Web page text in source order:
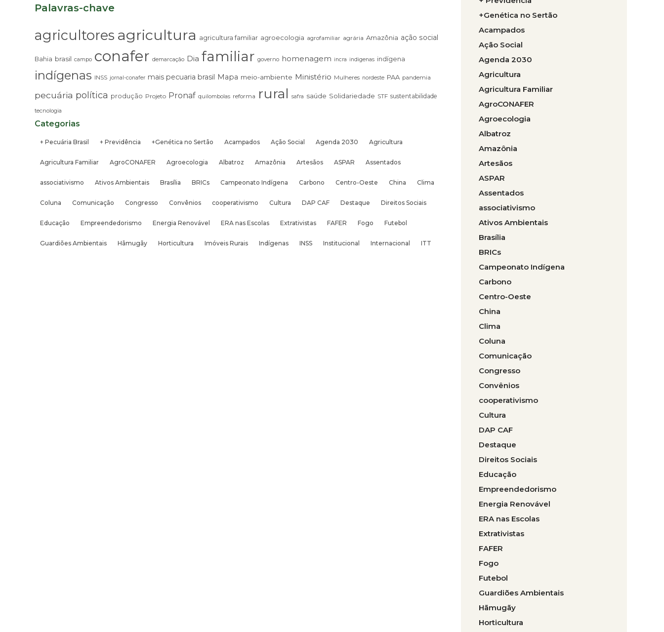
Palavras-chave
agricultores agricultura agricultura familiar agroecologia agrofamiliar agrária Amazônia ação social
Bahia brasil campo conafer demarcação Dia familiar governo homenagem incra indigenas indígena
indígenas INSS jornal-conafer mais pecuaria brasil Mapa meio-ambiente Ministério Mulheres nordeste PAA pandemia
pecuária política produção Projeto Pronaf quilombolas reforma rural safra saúde Solidariedade STF sustentabilidade
tecnologia
Categorias
+ Pecuária Brasil + Previdência +Genética no Sertão Acampados Ação Social Agenda 2030 Agricultura
Agricultura Familiar AgroCONAFER Agroecologia Albatroz Amazônia Artesãos ASPAR Assentados
associativismo Ativos Ambientais Brasília BRICs Campeonato Indígena Carbono Centro-Oeste China Clima
Coluna Comunicação Congresso Convênios cooperativismo Cultura DAP CAF Destaque Direitos Sociais
Educação Empreendedorismo Energia Renovável ERA nas Escolas Extrativistas FAFER Fogo Futebol
Guardiões Ambientais Hãmugãy Horticultura Imóveis Rurais Indígenas INSS Institucional Internacional ITT
+Genética no Sertão
Acampados
Ação Social
Agenda 2030
Agricultura
Agricultura Familiar
AgroCONAFER
Agroecologia
Albatroz
Amazônia
Artesãos
ASPAR
Assentados
associativismo
Ativos Ambientais
Brasília
BRICs
Campeonato Indígena
Carbono
Centro-Oeste
China
Clima
Coluna
Comunicação
Congresso
Convênios
cooperativismo
Cultura
DAP CAF
Destaque
Direitos Sociais
Educação
Empreendedorismo
Energia Renovável
ERA nas Escolas
Extrativistas
FAFER
Fogo
Futebol
Guardiões Ambientais
Hãmugãy
Horticultura